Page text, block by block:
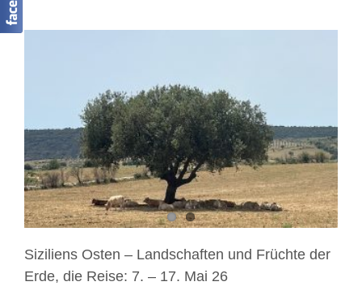
Siziliens Osten – Landschaften und Früchte der
Erde, die Reise: 7. – 17. Mai 26